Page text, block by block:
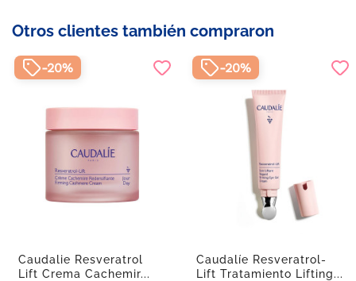
Otros clientes también compraron
Caudalie Resveratrol
Lift Crema Cachemir...
-20%
Caudalíe Resveratrol-
Lift Tratamiento Lifting...
-20%